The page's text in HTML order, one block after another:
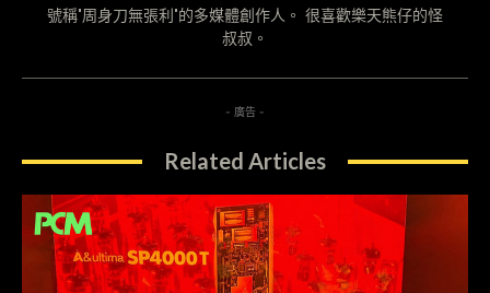
號稱"周身刀無張利"的多媒體創作人。 很喜歡樂天熊仔的怪
叔叔。
- 廣告 -
Related Articles